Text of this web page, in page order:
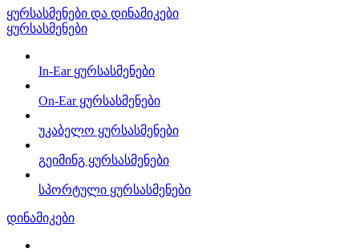
ყურსასმენები და დინამიკები
ყურსასმენები
In-Ear ყურსასმენები
On-Ear ყურსასმენები
უკაბელო ყურსასმენები
გეიმინგ ყურსასმენები
სპორტული ყურსასმენები
დინამიკები